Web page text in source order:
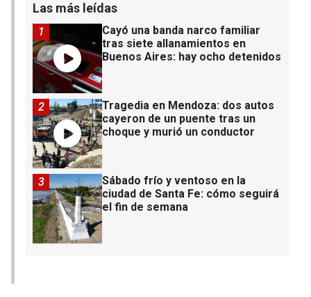
Las más leídas
Cayó una banda narco familiar
tras siete allanamientos en
Buenos Aires: hay ocho detenidos
1
Tragedia en Mendoza: dos autos
cayeron de un puente tras un
choque y murió un conductor
2
Sábado frío y ventoso en la
ciudad de Santa Fe: cómo seguirá
el fin de semana
3